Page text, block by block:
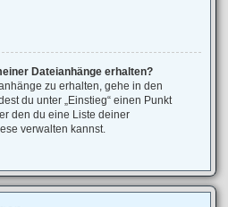
Dateianhänge erhalten?
zu erhalten, gehe in den
du unter „Einstieg“ einen Punkt
den du eine Liste deiner
verwalten kannst.